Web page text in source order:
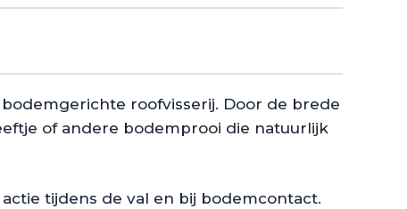
roofvisserij. Door de brede
of andere bodemprooi die natuurlijk
tijdens de val en bij bodemcontact.